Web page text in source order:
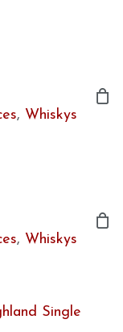
, Whiskys
, Whiskys